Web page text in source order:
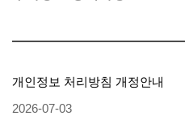
개인정보 처리방침 개정안내
2026-07-03